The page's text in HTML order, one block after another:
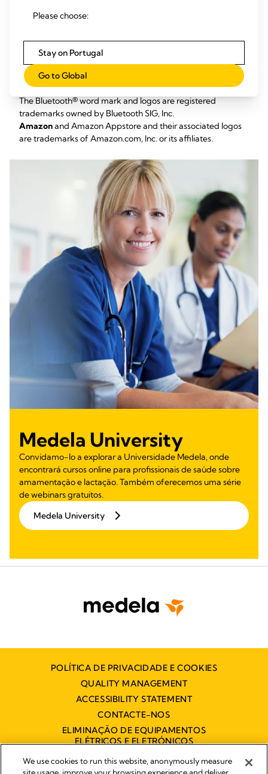
iPhone®, Apple® and the Apple logo are trademarks of
Apple Inc. App Store® is a service mark of Apple Inc.
HUAWEIand App Gallery are trademarks of Huawei
Technologies Co., Ltd.
The Bluetooth® word mark and logos are registered
trademarks owned by Bluetooth SIG, Inc.
Amazonand Amazon Appstore and their associated logos
are trademarks of Amazon.com, Inc. or its affiliates.
Medela University
Convidamo-lo a explorar a Universidade Medela, onde
encontrará cursos online para profissionais de saúde sobre
amamentação e lactação. Também oferecemos uma série
de webinars gratuitos.
Medela University
POLÍTICA DE PRIVACIDADE E COOKIES
QUALITY MANAGEMENT
ACCESSIBILITY STATEMENT
CONTACTE-NOS
ELIMINAÇÃO DE EQUIPAMENTOS
ELÉTRICOS E ELETRÓNICOS
DECLARAÇÃO DE ACESSIBILIDADE
Please choose:
Stay on Portugal
Go to Global
We use cookies to run this website, anonymously measure